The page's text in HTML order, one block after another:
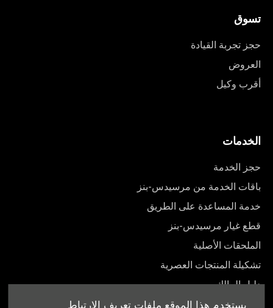
يستخدم هذا الموقع ملفات تعريف الارتباط
تسوق
حجز تجربة القيادة
العروض
أقرب وكيل
الخدمات
حجز الخدمة
باقات الخدمة من مرسيدس-بنز
خدمة المساعدة على الطريق
قطع غيار مرسيدس-بنز
الملحقات الأصلية
تشكيلة المنتجات العصرية
دليل المالك